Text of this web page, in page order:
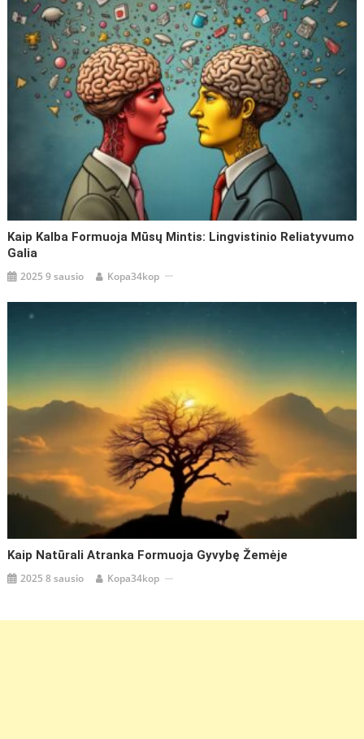
Kaip Kalba Formuoja Mūsų Mintis: Lingvistinio Reliatyvumo
Galia
2025 9 sausio Kopa34kop
Kaip Natūrali Atranka Formuoja Gyvybę Žemėje
2025 8 sausio Kopa34kop